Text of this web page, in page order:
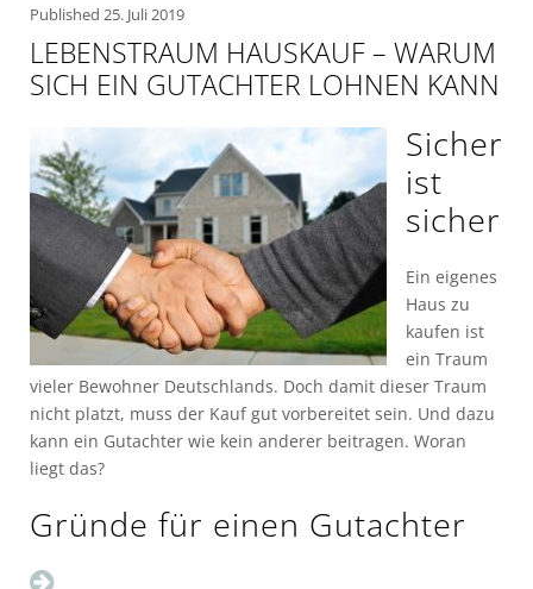
Published 25. Juli 2019
LEBENSTRAUM HAUSKAUF – WARUM
SICH EIN GUTACHTER LOHNEN KANN
Sicher
ist
sicher
Ein eigenes
Haus zu
kaufen ist
ein Traum
vieler Bewohner Deutschlands. Doch damit dieser Traum
nicht platzt, muss der Kauf gut vorbereitet sein. Und dazu
kann ein Gutachter wie kein anderer beitragen. Woran
liegt das?
Gründe für einen Gutachter